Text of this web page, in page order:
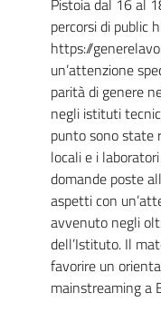
Pistoia dal 16 al
percorsi di public
https://
un’attenzione
parità di genere
negli istituti
punto sono state
locali e i
domande poste
aspetti con
avvenuto negli
dell’Istituto. Il
favorire un
mainstreaming a